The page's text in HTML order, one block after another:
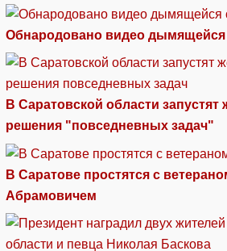
Обнародовано видео дымящейся
В Саратовской области запустят
решения "повседневных задач"
В Саратове простятся с
Абрамовичем